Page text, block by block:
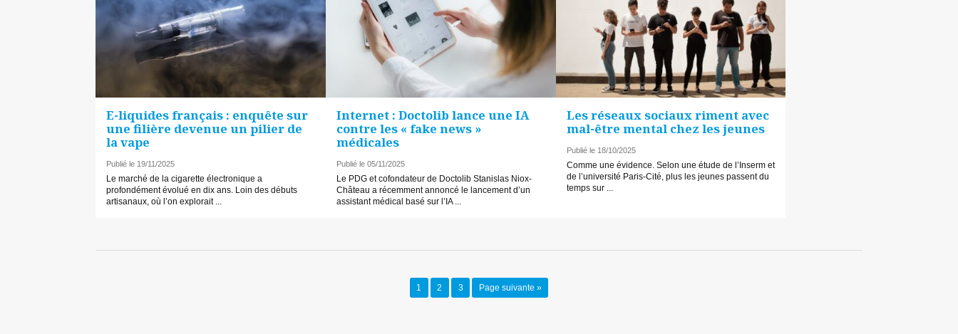
E-liquides français : enquête sur
une filière devenue un pilier de
la vape
Publié le 19/11/2025
Le marché de la cigarette électronique a
profondément évolué en dix ans. Loin des débuts
artisanaux, où l’on explorait ...
Internet : Doctolib lance une IA
contre les « fake news »
médicales
Publié le 05/11/2025
Le PDG et cofondateur de Doctolib Stanislas Niox-
Château a récemment annoncé le lancement d’un
assistant médical basé sur l’IA ...
Les réseaux sociaux riment avec
mal-être mental chez les jeunes
Publié le 18/10/2025
Comme une évidence. Selon une étude de l’Inserm et
de l’université Paris-Cité, plus les jeunes passent du
temps sur ...
1 2 3 Page suivante »